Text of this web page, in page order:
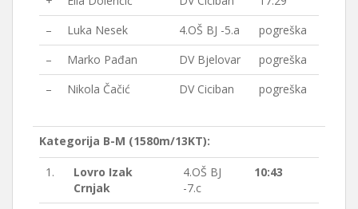
–
Luka Nesek 4.OŠ BJ -5.a
pogreška
–
Marko Pađan DV Bjelovar
pogreška
–
Nikola Čačić DV Ciciban pogreška
Kategorija B-M (1580m/13KT):
1.
Lovro Izak
Crnjak
4.OŠ BJ
-7.c
10:43